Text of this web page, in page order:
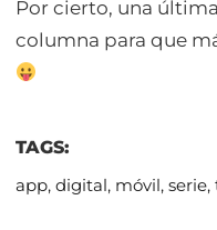
Por cierto, una
columna para que
TAGS:
app, digital, móvil, serie,